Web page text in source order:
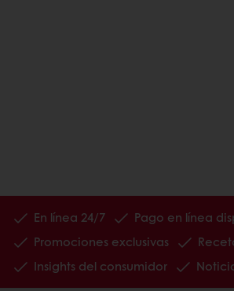
En línea 24/7
Pago en línea
Promociones exclusivas
Insights del consumidor